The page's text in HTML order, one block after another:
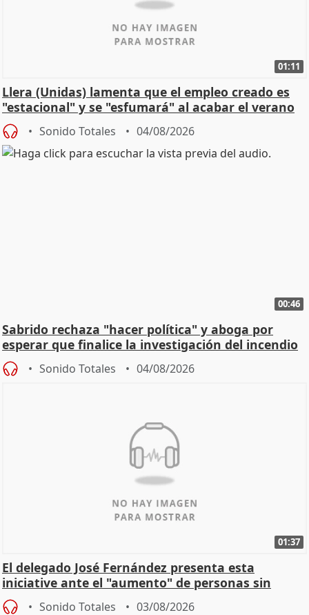
01:11
Llera (Unidas) lamenta que el empleo creado es
"estacional" y se "esfumará" al acabar el verano
Sonido Totales 04/08/2026
00:46
Sabrido rechaza "hacer política" y aboga por
esperar que finalice la investigación del incendio
Sonido Totales 04/08/2026
01:37
El delegado José Fernández presenta esta
iniciative ante el "aumento" de personas sin
hogar en Madri
Sonido Totales 03/08/2026